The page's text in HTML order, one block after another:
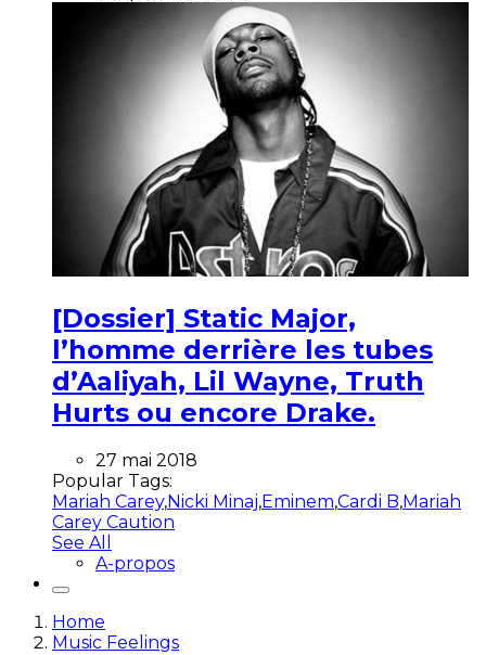
[Dossier] Static Major,
l’homme derrière les tubes
d’Aaliyah, Lil Wayne, Truth
Hurts ou encore Drake.
27 mai 2018
Popular Tags:
Mariah Carey,Nicki Minaj,Eminem,Cardi B,Mariah
Carey Caution
See All
A-propos
Home
Music Feelings